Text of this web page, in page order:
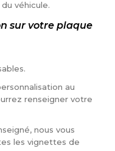
véhicule.
sur votre plaque
au
renseigner votre
nous vous
les vignettes de